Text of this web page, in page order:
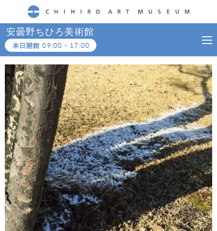
CHIHIRO ART MUSEUM
安曇野ちひろ美術館
本日開館09:00 - 17:00